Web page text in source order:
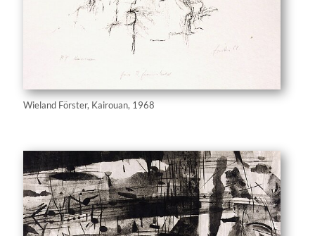
Wieland Förster, Kairouan, 1968